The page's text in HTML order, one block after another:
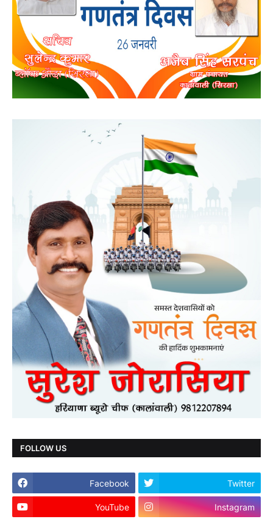
FOLLOW US
Facebook Twitter
YouTube Instagram